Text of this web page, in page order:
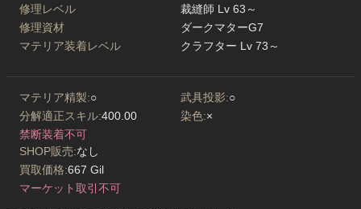
修理レベル
裁縫師 Lv 63～
修理資材
ダークマターG7
マテリア装着レベル
クラフター Lv 73～
マテリア精製:○ 武具投影:○
分解適正スキル:400.00 染色:×
禁断装着不可
SHOP販売:なし
買取価格:667 Gil
マーケット取引不可